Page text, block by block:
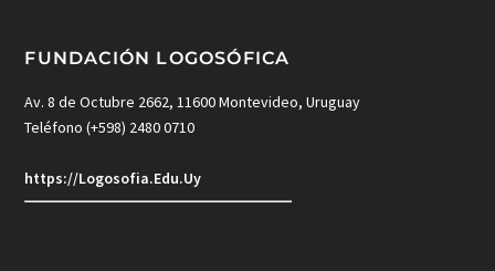
FUNDACIÓN LOGOSÓFICA
Av. 8 de Octubre 2662, 11600 Montevideo, Uruguay
Teléfono (+598) 2480 0710
https://Logosofia.Edu.Uy